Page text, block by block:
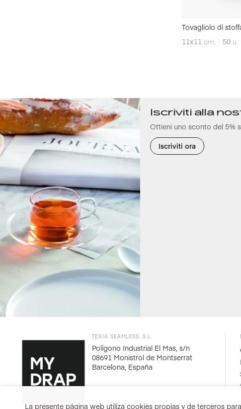
Tovagliolo di
11x11 cm. 50 u.
Iscriviti alla
Ottieni uno sconto del 5%
Iscriviti ora
TEXIA SEAMLESS, S.L.
Polígono Industrial El Mas, s/n
08691 Monistrol de Montserrat
Barcelona, España
La presente página web utiliza cookies propias y de terceros